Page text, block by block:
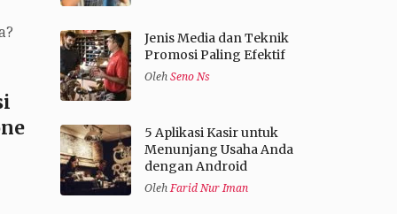
Jenis Media dan Teknik
Promosi Paling Efektif
Oleh Seno Ns
5 Aplikasi Kasir untuk
Menunjang Usaha Anda
dengan Android
OlehFarid Nur Iman